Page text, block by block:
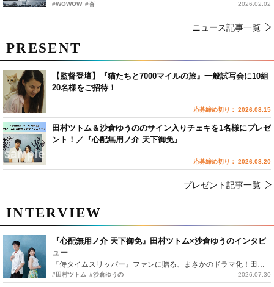
#WOWOW #杏 2026.02.02
ニュース記事一覧
INTERVIEW
『心配無用ノ介 天下御免』田村ツトム×沙倉ゆうのインタビ
ュー
#田村ツトム #沙倉ゆうの 2026.07.30
PRESENT
【監督登壇】『猫たちと7000マイルの旅』一般試写会に10組
20名様をご招待！
応募締め切り： 2026.08.15
田村ツトム＆沙倉ゆうののサイン入りチェキを1名様にプレゼ
ント！／『心配無用ノ介 天下御免』
応募締め切り： 2026.08.20
プレゼント記事一覧